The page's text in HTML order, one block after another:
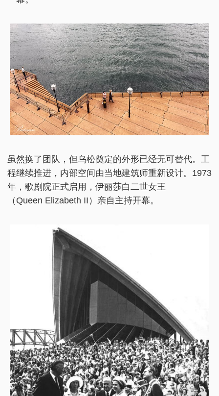
虽然换了团队，但乌松奠定的外形已经无可替代。工
程继续推进，内部空间由当地建筑师重新设计。1973
年，歌剧院正式启用，伊丽莎白二世女王
（Queen Elizabeth II）亲自主持开幕。